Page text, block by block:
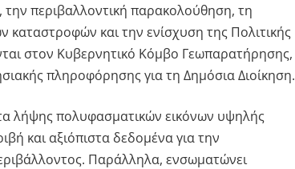
περιβαλλοντική παρακολούθηση, τη
και την ενίσχυση της Πολιτικής
στον Κυβερνητικό Κόμβο Γεωπαρατήρησης,
πληροφόρησης για τη Δημόσια Διοίκηση.
λήψης πολυφασματικών εικόνων υψηλής
και αξιόπιστα δεδομένα για την
Παράλληλα, ενσωματώνει